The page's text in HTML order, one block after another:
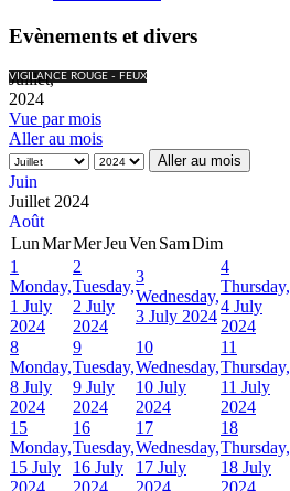
Evènements et divers
VIGILANCE ROUGE - FEUX
Juillet,
2024
Vue par mois
Aller au mois
Aller au mois
Juin
Juillet 2024
Août
LunMarMerJeuVen SamDim
1
Monday,
1 July
2024
2
Tuesday,
2 July
2024
3
Wednesday,
3 July 2024
4
Thursday,
4 July
2024
8
Monday,
8 July
2024
9
Tuesday,
9 July
2024
10
Wednesday,
10 July
2024
11
Thursday,
11 July
2024
15
Monday,
15 July
2024
16
Tuesday,
16 July
2024
17
Wednesday,
17 July
2024
18
Thursday,
18 July
2024